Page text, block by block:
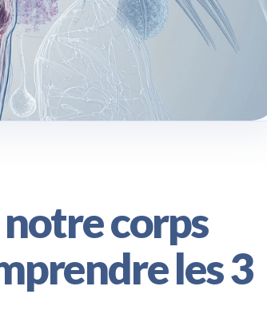
corps
les 3